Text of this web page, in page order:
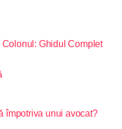
Ghidul Complet
împotriva unui avocat?